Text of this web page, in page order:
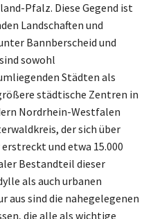
Pfalz. Diese Gegend ist
Landschaften und
Bannberscheid und
sowohl
Städten als
städtische Zentren in
Nordrhein-Westfalen
der sich über
und etwa 15.000
Bestandteil dieser
als auch urbanen
sind die nahegelegenen
die alle als wichtige